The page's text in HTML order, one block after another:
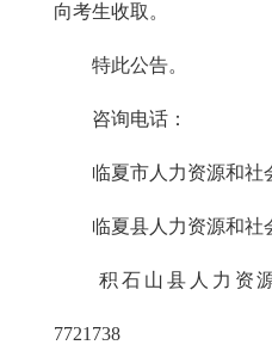
向考生收取。
特此公告。
咨询电话：
临夏市人力资源和社
临夏县人力资源和社
积石山县人力资源
7721738